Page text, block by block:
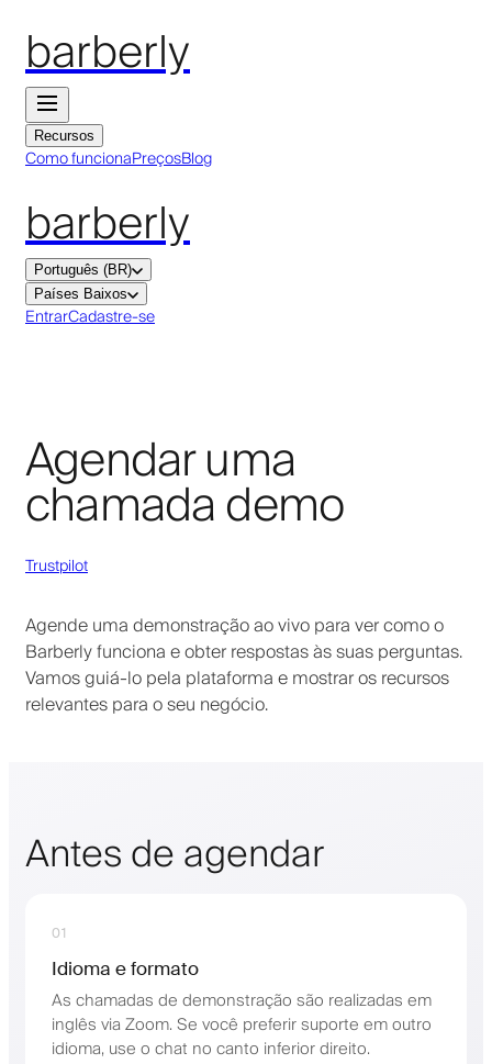
barberly
Recursos
Como funcionaPreçosBlog
barberly
Português (BR)
Países Baixos
EntrarCadastre-se
Agendar uma
chamada demo
Trustpilot
Agende uma demonstração ao vivo para ver como o
Barberly funciona e obter respostas às suas perguntas.
Vamos guiá-lo pela plataforma e mostrar os recursos
relevantes para o seu negócio.
Antes de agendar
01
Idioma e formato
As chamadas de demonstração são realizadas em
inglês via Zoom. Se você preferir suporte em outro
idioma, use o chat no canto inferior direito.